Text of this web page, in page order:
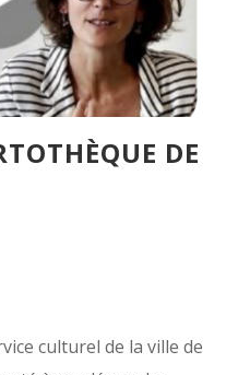
DE
culturel de la ville de